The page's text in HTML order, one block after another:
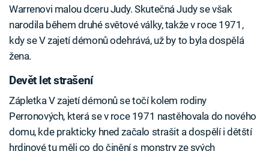
Warrenovi malou dceru Judy. Skutečná Judy se však
narodila během druhé světové války, takže v roce 1971,
kdy se V zajetí démonů odehrává, už by to byla dospělá
žena.
Devět let strašení
Zápletka V zajetí démonů se točí kolem rodiny
Perronových, která se v roce 1971 nastěhovala do nového
domu, kde prakticky hned začalo strašit a dospělí i dětští
hrdinové tu měli co do činění s monstry ze svých